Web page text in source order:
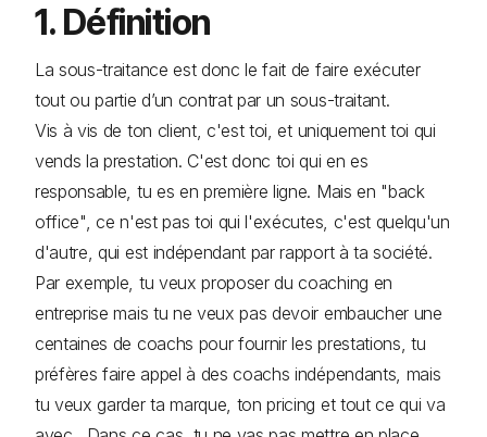
1. Définition
La sous-traitance est donc le fait de faire exécuter
tout ou partie d’un contrat par un sous-traitant.
Vis à vis de ton client, c'est toi, et uniquement toi qui
vends la prestation. C'est donc toi qui en es
responsable, tu es en première ligne. Mais en "back
office", ce n'est pas toi qui l'exécutes, c'est quelqu'un
d'autre, qui est indépendant par rapport à ta société.
Par exemple, tu veux proposer du coaching en
entreprise mais tu ne veux pas devoir embaucher une
centaines de coachs pour fournir les prestations, tu
préfères faire appel à des coachs indépendants, mais
tu veux garder ta marque, ton pricing et tout ce qui va